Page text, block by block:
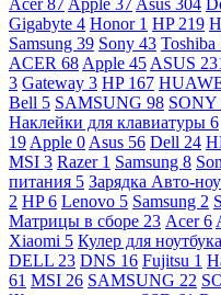
Gigabyte 4 Honor 1 HP 219
Samsung 39 Sony 43 Toshiba
ACER 68 Apple 45 ASUS
3 Gateway 3 HP 167
Bell 5 SAMSUNG 98 SONY
Наклейки для клавиатуры 6
19 Apple 0 Asus 56 Dell 24
MSI 3 Razer 1 Samsung 8
питания 5 Зарядка Авто-
2 HP6 Lenovo 5 Samsung 2
Матрицы в сборе 23 Acer6
Xiaomi 5 Кулер для ноутбука
DELL 23 DNS 16 Fujitsu 1
61 MSI 26 SAMSUNG 22